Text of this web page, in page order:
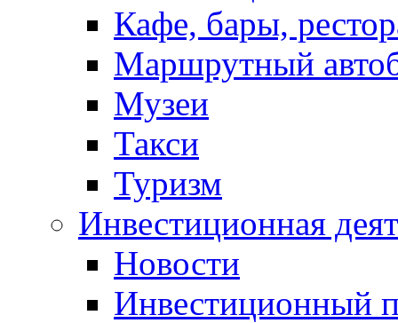
Кафе, бары,
Маршрутный
Музеи
Такси
Туризм
Инвестиционная
Новости
Инвестиционный